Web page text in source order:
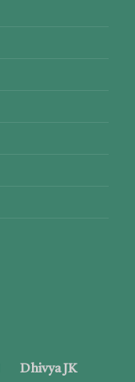
Dhivya JK